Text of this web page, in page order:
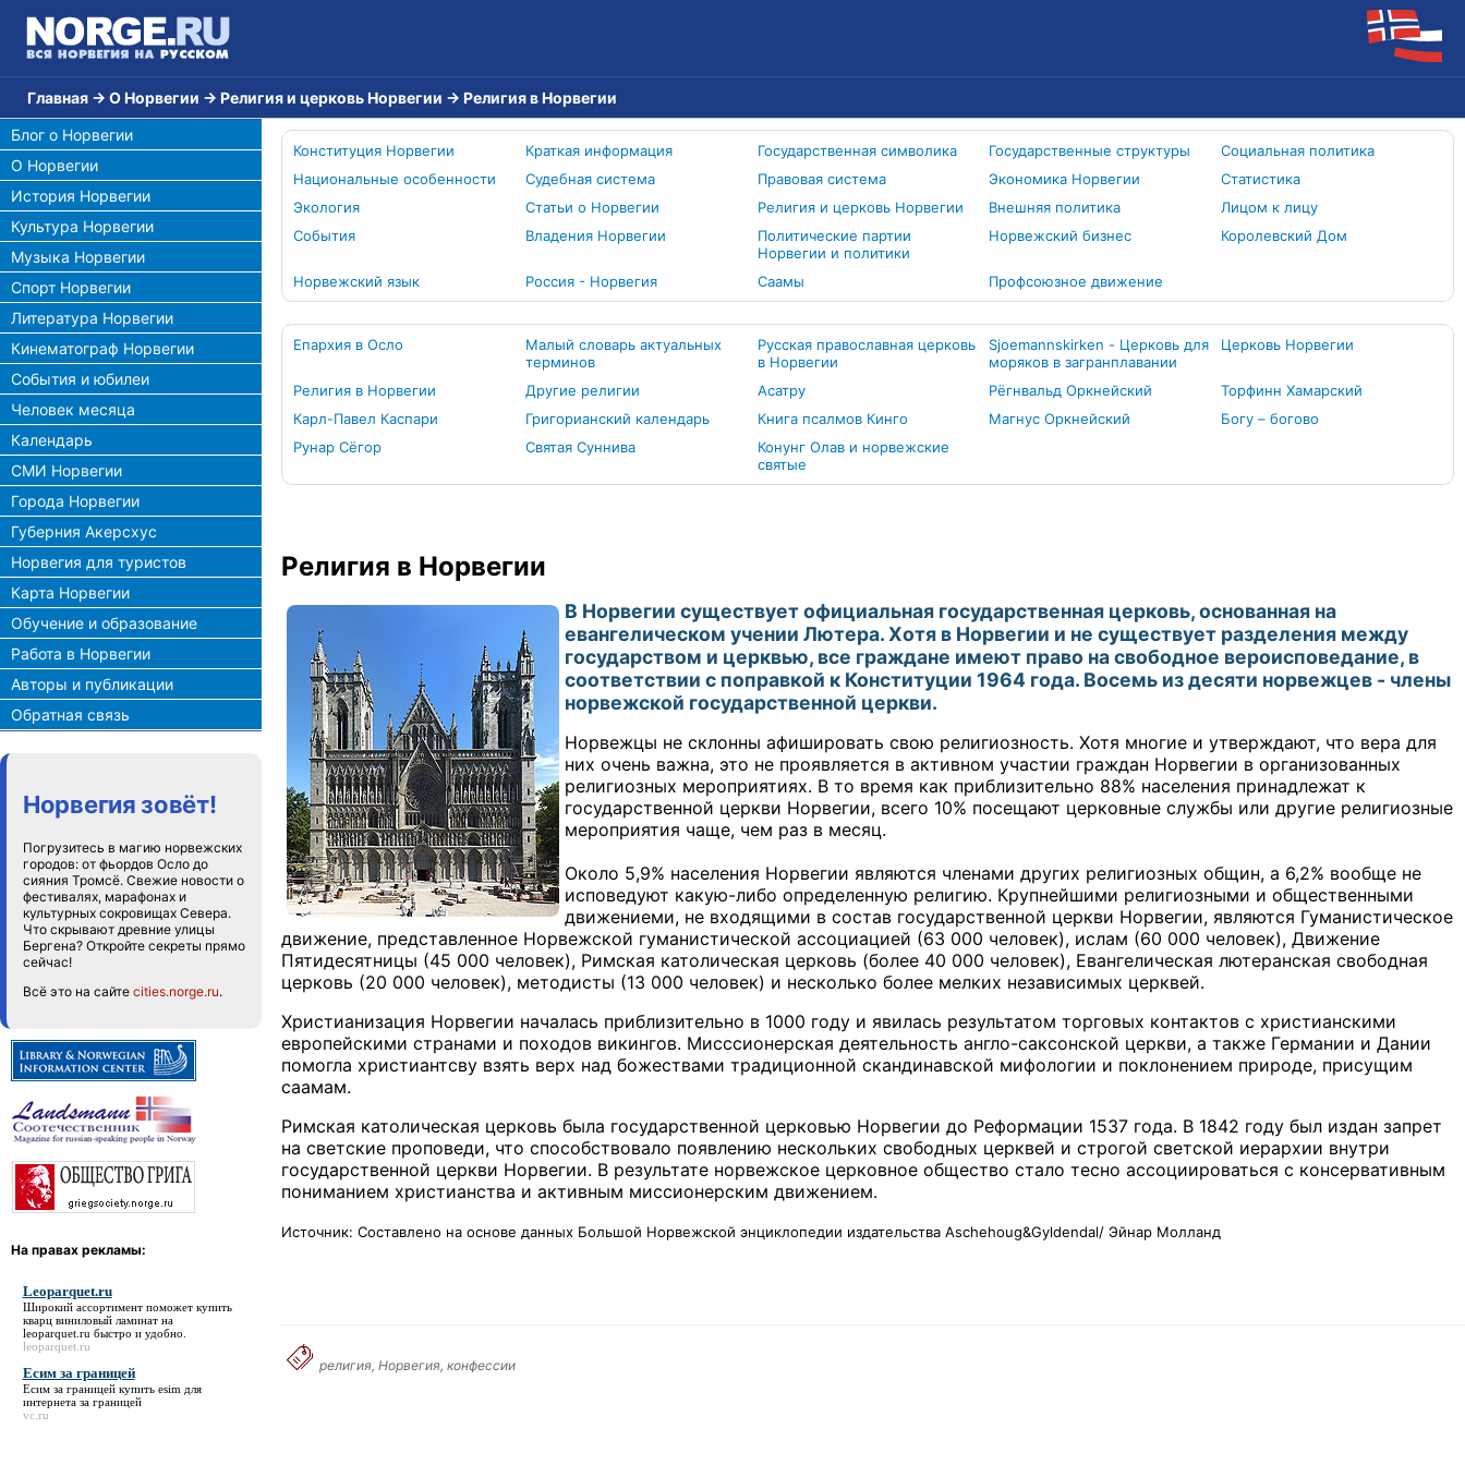
Главная → О Норвегии → Религия и церковь Норвегии → Религия в Норвегии
Блог о Норвегии
О Норвегии
История Норвегии
Культура Норвегии
Музыка Норвегии
Спорт Норвегии
Литература Норвегии
Кинематограф Норвегии
События и юбилеи
Человек месяца
Календарь
СМИ Норвегии
Города Норвегии
Губерния Акерсхус
Норвегия для туристов
Карта Норвегии
Обучение и образование
Работа в Норвегии
Авторы и публикации
Обратная связь
Норвегия зовёт!
Погрузитесь в магию норвежских
городов: от фьордов Осло до
сияния Тромсё. Свежие новости о
фестивалях, марафонах и
культурных сокровищах Севера.
Что скрывают древние улицы
Бергена? Откройте секреты прямо
сейчас!
Всё это на сайте cities.norge.ru.
На правах рекламы:
Leoparquet.ru
Широкий ассортимент поможет купить
кварц виниловый ламинат на
leoparquet.ru быстро и удобно.
leoparquet.ru
Есим за границей
Есим за границейкупить esim для
интернета за границей
vc.ru
Конституция Норвегии Краткая информация Государственная символика Государственные структуры
Социальная политика
Национальные особенности
Судебная система Правовая система Экономика Норвегии
Статистика
Экология
Статьи о Норвегии Религия и церковь Норвегии Внешняя политика
Лицом к лицу
События
Владения Норвегии
Политические партии
Норвегии и политики
Норвежский бизнес Королевский Дом
Норвежский язык Россия - Норвегия Cаамы Профсоюзное движение
Епархия в Осло
Малый словарь актуальных
терминов
Русская православная церковь
в Норвегии
Sjoemannskirken - Церковь для
моряков в загранплавании
Церковь Норвегии
Религия в Норвегии Другие религии Асатру Рёгнвальд Оркнейский
Торфинн Хамарский
Карл-Павел Каспари
Григорианский календарь Книга псалмов Кинго Магнус Оркнейский
Богу – богово
Рунар Сёгор
Святая Суннива
Конунг Олав и норвежские
святые
Религия в Норвегии
В Норвегии существует официальная государственная церковь, основанная на
евангелическом учении Лютера. Хотя в Норвегии и не существует разделения между
государством и церквью, все граждане имеют право на свободное вероисповедание, в
соответствии с поправкой к Конституции 1964 года. Восемь из десяти норвежцев - члены
норвежской государственной церкви.
Норвежцы не склонны афишировать свою религиозность. Хотя многие и утверждают, что вера для
них очень важна, это не проявляется в активном участии граждан Норвегии в организованных
религиозных мероприятиях. В то время как приблизительно 88% населения принадлежат к
государственной церкви Норвегии, всего 10% посещают церковные службы или другие религиозные
мероприятия чаще, чем раз в месяц.
Около 5,9% населения Норвегии являются членами других религиозных общин, а 6,2% вообще не
исповедуют какую-либо определенную религию. Крупнейшими религиозными и общественными
движениеми, не входящими в состав государственной церкви Норвегии, являются Гуманистическое
движение, представленное Норвежской гуманистической ассоциацией (63 000 человек), ислам (60 000 человек), Движение
Пятидесятницы (45 000 человек), Римская католическая церковь (более 40 000 человек), Евангелическая лютеранская свободная
церковь (20 000 человек), методисты (13 000 человек) и несколько более мелких независимых церквей.
Христианизация Норвегии началась приблизительно в 1000 году и явилась результатом торговых контактов с христианскими
европейскими странами и походов викингов. Мисссионерская деятельность англо-саксонской церкви, а также Германии и Дании
помогла христиантсву взять верх над божествами традиционной скандинавской мифологии и поклонением природе, присущим
саамам.
Римская католическая церковь была государственной церковью Норвегии до Реформации 1537 года. В 1842 году был издан запрет
на светские проповеди, что способствовало появлению нескольких свободных церквей и строгой светской иерархии внутри
государственной церкви Норвегии. В результате норвежское церковное общество стало тесно ассоциироваться с консервативным
пониманием христианства и активным миссионерским движением.
Источник: Составлено на основе данных Большой Норвежской энциклопедии издательства Aschehoug&Gyldendal/ Эйнар Молланд
религия, Норвегия, конфессии